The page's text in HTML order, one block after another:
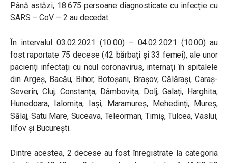
Până astăzi, 18.675 persoane diagnosticate cu infecție cu
SARS – CoV – 2 au decedat.
În intervalul 03.02.2021 (10:00) – 04.02.2021 (10:00) au
fost raportate 75 decese (42 bărbați și 33 femei), ale unor
pacienți infectați cu noul coronavirus, internați în spitalele
din Argeș, Bacău, Bihor, Botoșani, Brașov, Călărași, Caraș-
Severin, Cluj, Constanța, Dâmbovița, Dolj, Galați, Harghita,
Hunedoara, Ialomița, Iași, Maramureș, Mehedinți, Mureș,
Sălaj, Satu Mare, Suceava, Teleorman, Timiș, Tulcea, Vaslui,
Ilfov și București.
Dintre acestea, 2 decese au fost înregistrate la categoria